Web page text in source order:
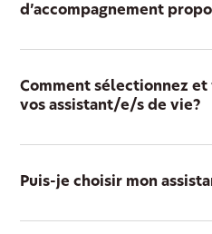
d’accompagnement
Comment sélectionnez
vos assistant/e/s de vie?
Puis-je choisir mon